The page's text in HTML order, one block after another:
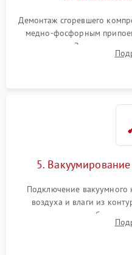
Демонтаж сгоревшего
медно-фосфорным
осушителя. Замена
сломанных заслонок или
5.
Подключение вакуумного
воздуха и влаги из
дозированным объемом
электронным весам.